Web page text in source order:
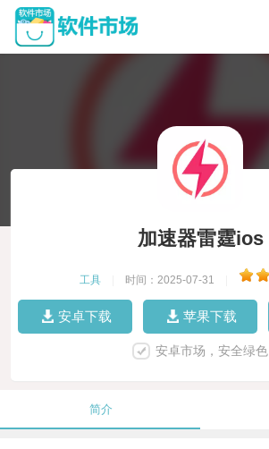
加速器雷霆ios
工具 时间：2025-07-31
安卓下载 苹果下载
安卓市场，安全绿色
简介